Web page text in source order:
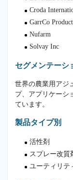
Croda
GarrCo
Nufarm
Solvay Inc
セグメンテーシ
世界の農業用アジ
プ、アプリケーシ
ています。
製品タイプ別
活性剤
スプレー改質
ユーティリテ